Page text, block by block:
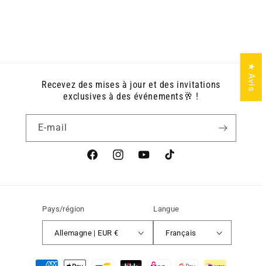
Recevez des mises à jour et des invitations
exclusives à des événements🥂 !
E-mail
FacebookInstagramYouTubeTikTok
Pays/région
Allemagne | EUR €
Langue
Français
Moyens
★ Avis